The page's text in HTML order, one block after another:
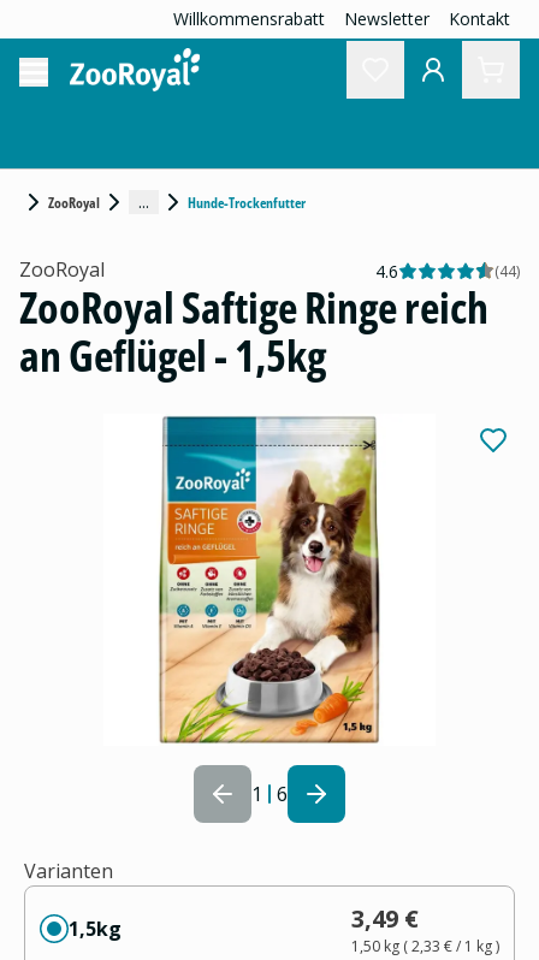
Willkommensrabatt Newsletter Kontakt
ZooRoyal ... Hunde-Trockenfutter
1 6
ZooRoyal 4.6 (44)
ZooRoyal Saftige Ringe reich
an Geflügel - 1,5kg
Varianten
1,5kg 3,49 €
1,50 kg(2,33 €/ 1 kg)